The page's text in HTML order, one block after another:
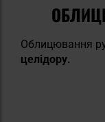
Облицювання
целідору.